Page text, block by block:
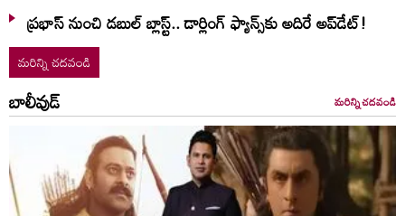
ప్రభాస్ నుంచి డబుల్ బ్లాస్ట్.. డార్లింగ్ ఫ్యాన్స్‌కు అదిరే అప్‌డేట్!
మరిన్ని చదవండి
బాలీవుడ్ మరిన్ని చదవండి